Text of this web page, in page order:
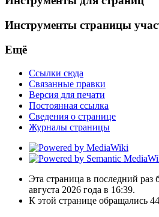
Инструменты страницы
Ещё
Ссылки сюда
Связанные правки
Версия для печати
Постоянная ссылка
Сведения о странице
Журналы страницы
Эта страница в последний раз
августа 2026 года в 16:39.
К этой странице обращались 44